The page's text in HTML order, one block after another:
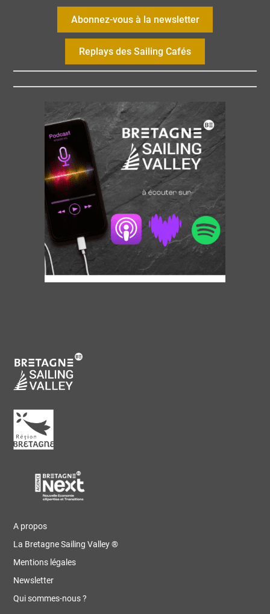
Abonnez-vous à la newsletter
Replays des Sailing Cafés
A propos
La Bretagne Sailing Valley ®
Mentions légales
Newsletter
Qui sommes-nous ?